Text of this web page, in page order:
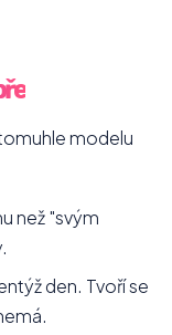
modelu
než "svým
den. Tvoří se